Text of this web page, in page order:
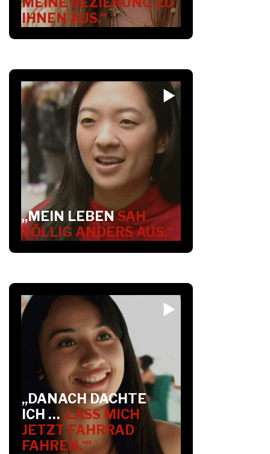
IHNEN AUS.“
„MEIN LEBENSAH
VÖLLIG ANDERS AUS.“
„DANACH DACHTE
ICH … ‚LASS MICH
JETZT FAHRRAD
FAHREN.‘“